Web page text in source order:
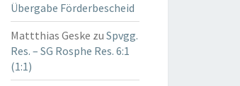
Übergabe Förderbescheid
Mattthias Geske zu Spvgg.
Res. – SG Rosphe Res. 6:1
(1:1)